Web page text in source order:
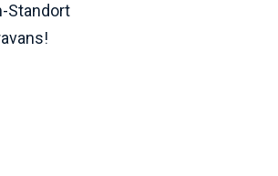
Standort